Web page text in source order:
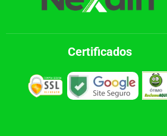
Certificados